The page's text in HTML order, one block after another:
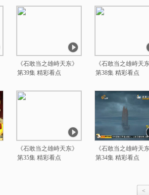
《石敢当之雄峙天东》
第39集 精彩看点
《石敢当之雄峙天
第38集 精彩看点
《石敢当之雄峙天东》
第35集 精彩看点
《石敢当之雄峙天
第34集 精彩看点
<